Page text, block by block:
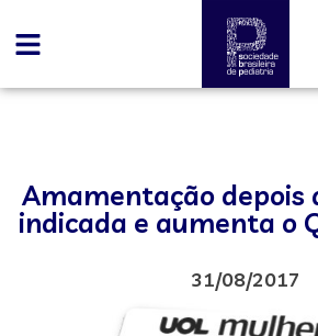
Amamentação depois
indicada e aumenta o
31/08/2017